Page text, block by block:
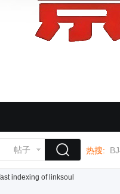
帖子 热搜:
indexing of linksoul